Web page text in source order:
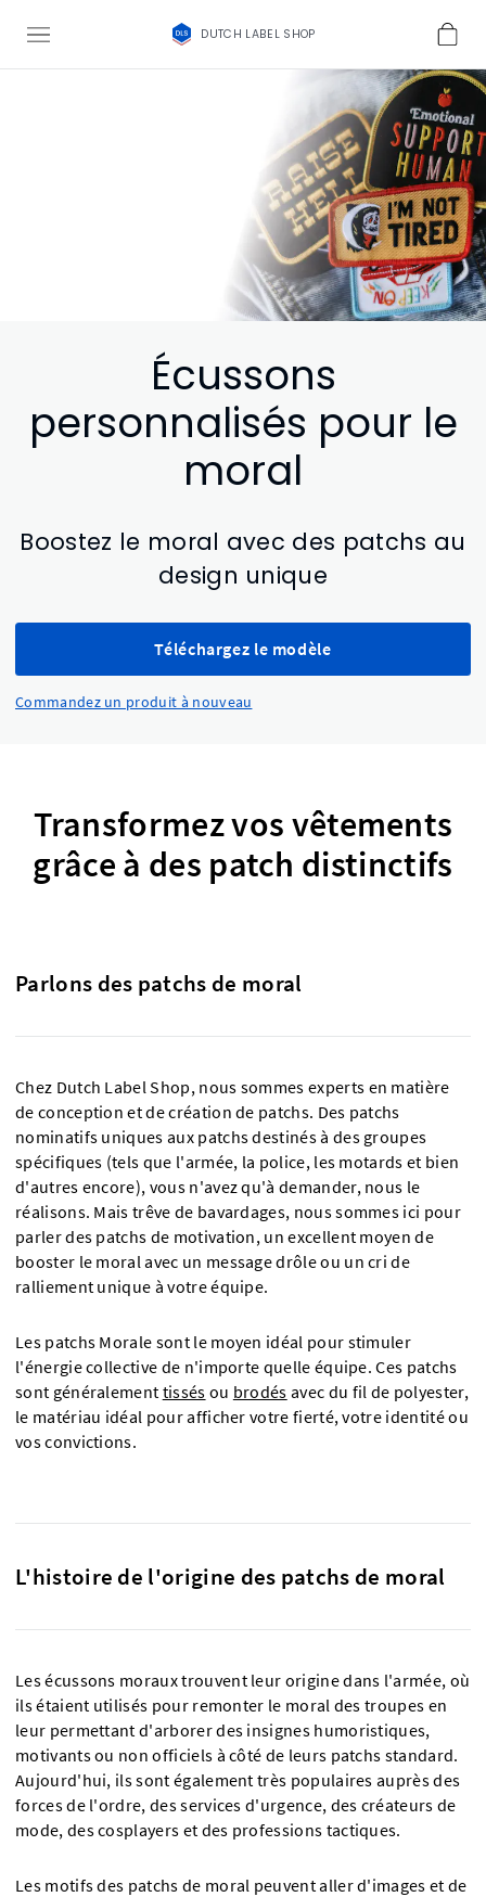
DUTCH LABEL SHOP
Écussons
personnalisés pour le
moral
Boostez le moral avec des patchs au
design unique
Téléchargez le modèle
Commandez un produit à nouveau
Transformez vos vêtements
grâce à des patch distinctifs
Parlons des patchs de moral
Chez Dutch Label Shop, nous sommes experts en matière
de conception et de création de patchs. Des patchs
nominatifs uniques aux patchs destinés à des groupes
spécifiques (tels que l'armée, la police, les motards et bien
d'autres encore), vous n'avez qu'à demander, nous le
réalisons. Mais trêve de bavardages, nous sommes ici pour
parler des patchs de motivation, un excellent moyen de
booster le moral avec un message drôle ou un cri de
ralliement unique à votre équipe.
Les patchs Morale sont le moyen idéal pour stimuler
l'énergie collective de n'importe quelle équipe. Ces patchs
sont généralement tissés ou brodés avec du fil de polyester,
le matériau idéal pour afficher votre fierté, votre identité ou
vos convictions.
L'histoire de l'origine des patchs de moral
Les écussons moraux trouvent leur origine dans l'armée, où
ils étaient utilisés pour remonter le moral des troupes en
leur permettant d'arborer des insignes humoristiques,
motivants ou non officiels à côté de leurs patchs standard.
Aujourd'hui, ils sont également très populaires auprès des
forces de l'ordre, des services d'urgence, des créateurs de
mode, des cosplayers et des professions tactiques.
Les motifs des patchs de moral peuvent aller d'images et de